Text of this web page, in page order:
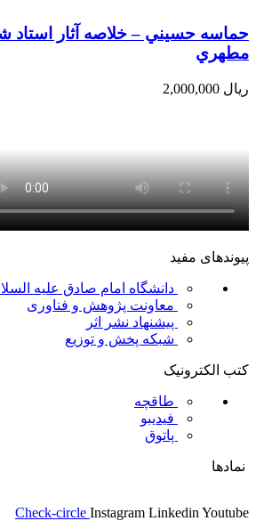
حماسه حسيني – خلاصه آثار استاد
مطهري
ریال
پیوندهای مفید
دانشگاه امام صادق علیه
معاونت پژوهش و فناوری
پیشنهاد نشر اثر
شبکه پخش و توزیع
کتب الکترونیک
طاقچه
فیدیبو
پاتوق
نمادها
Check-circle Instagram Linkedin Youtube